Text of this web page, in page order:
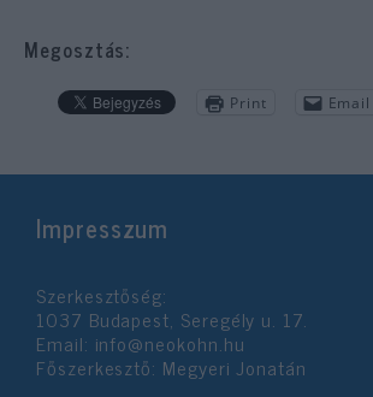
Megosztás:
Print Email
Impresszum
Szerkesztőség:
1037 Budapest, Seregély u. 17.
Email: info@neokohn.hu
Főszerkesztő: Megyeri Jonatán